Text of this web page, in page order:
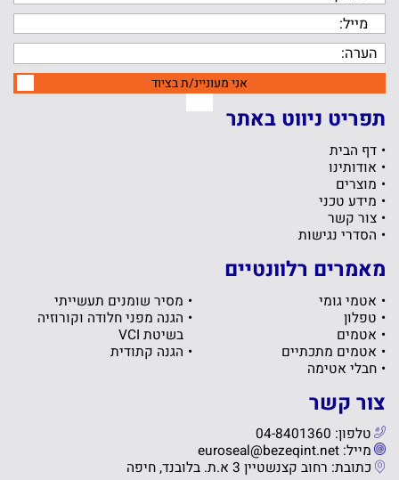
אני מעוניינ/ת בציוד
תפריט ניווט באתר
דף הבית
אודותינו
מוצרים
מידע טכני
צור קשר
הסדרי נגישות
מאמרים רלוונטיים
אטמי גומי
טפלון
אטמים
אטמים מתכתיים
חבלי אטימה
מסיר שומנים תעשייתי
הגנה מפני חלודה וקורוזיה
בשיטת VCI
הגנה קתודית
צור קשר
טלפון: 04-8401360
מייל: euroseal@bezeqint.net
כתובת: רחוב קצנשטיין 3 א.ת. בלובנד, חיפה